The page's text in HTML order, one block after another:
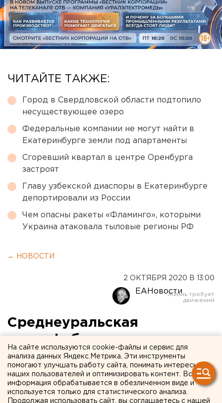
ЧИТАЙТЕ ТАКЖЕ:
Город в Свердловской области подтопило
несуществующее озеро
Федеральные компании не могут найти в
Екатеринбурге земли под апартаменты
Сгоревший квартал в центре Оренбурга
застроят
Главу узбекской диаспоры в Екатеринбурге
депортировали из России
Чем опасны ракеты «Фламинго», которыми
Украина атаковала тыловые регионы РФ
← НОВОСТИ
2 ОКТЯБРЯ 2020 В 13:00
ЕАНовости
Среднеуральская
птицефабрика в шаге от
закрытия. Губернатор
готов перенести
предприятие из-за
На сайте используются cookie-файлы и сервис для
анализа данных Яндекс.Метрика. Эти инструменты
помогают улучшать работу сайта, понимать интересы
наших пользователей и оптимизировать контент. Вся
информация обрабатывается в обезличенном виде и
используется только для статистического анализа.
Продолжая использовать сайт, вы соглашаетесь с нашей